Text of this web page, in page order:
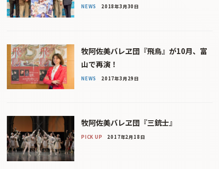
NEWS 2018年3月30日
牧阿佐美バレヱ団『飛鳥』が10月、富
山で再演！
NEWS 2017年3月29日
牧阿佐美バレヱ団『三銃士』
PICK UP 2017年2月18日